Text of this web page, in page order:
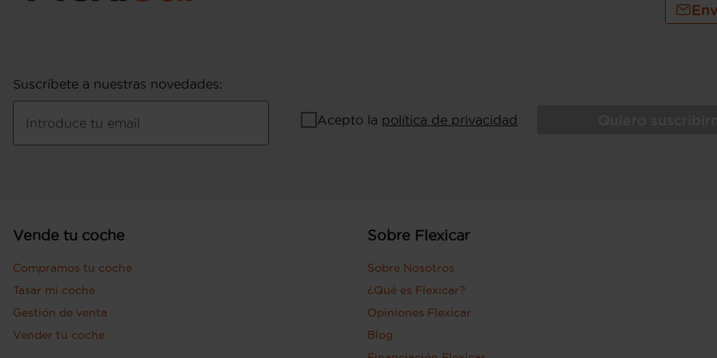
Suscríbete a nuestras novedades:
Introduce tu email Acepto la política de privacidad
Vende tu coche
Compramos tu coche
Tasar mi coche
Gestión de venta
Vender tu coche
Sobre Flexicar
Sobre Nosotros
¿Qué es Flexicar?
Opiniones Flexicar
Blog